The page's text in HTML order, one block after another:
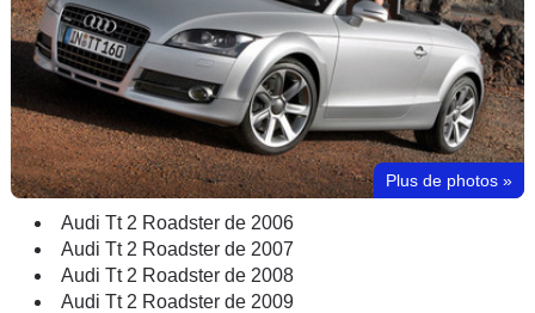
Plus de photos »
Audi Tt 2 Roadster de 2006
Audi Tt 2 Roadster de 2007
Audi Tt 2 Roadster de 2008
Audi Tt 2 Roadster de 2009